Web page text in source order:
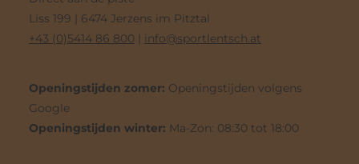
Liss 199 | 6474 Jerzens im Pitztal
+43 (0)5414 86 800 | info@sportlentsch.at
Openingstijden zomer: Openingstijden volgens
Google
Openingstijden winter: Ma-Zon: 08:30 tot 18:00